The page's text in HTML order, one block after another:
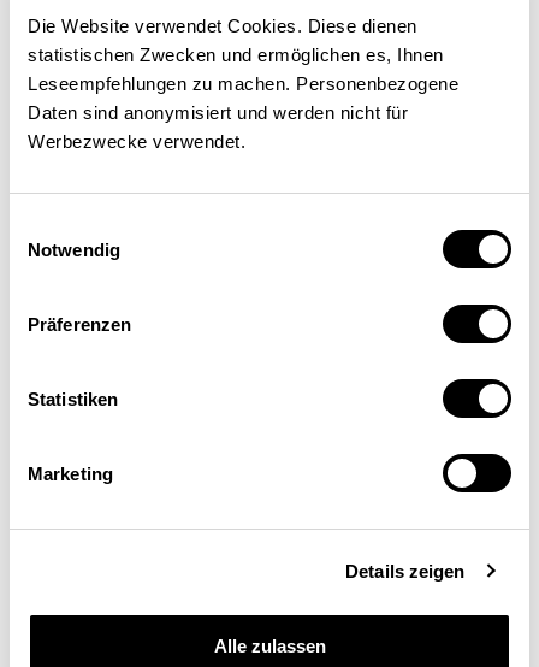
Die Website verwendet Cookies. Diese dienen
statistischen Zwecken und ermöglichen es, Ihnen
Leseempfehlungen zu machen. Personenbezogene
Daten sind anonymisiert und werden nicht für
Werbezwecke verwendet.
Notwendig
Präferenzen
Statistiken
Marketing
Details zeigen
Alle zulassen
Évaluation de l’impact du
service public de l’emploi
MARCHÉ DU TRAVAIL